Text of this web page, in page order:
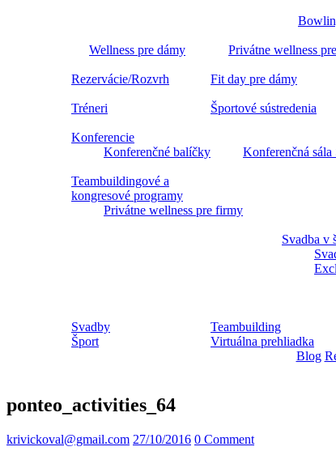
Wellness pre dámy
Privátne wellness
Rezervácie/Rozvrh
Fit day pre dámy
Tréneri
Športové sústredenia
Konferencie
Konferenčné balíčky
Konferenčná sála
Teambuildingové a
kongresové programy
Privátne wellness pre firmy
Svadba v
Svadby
Teambuilding
Šport
Virtuálna prehliadka
Blog
ponteo_activities_64
krivickoval@gmail.com 27/10/2016 0 Comment